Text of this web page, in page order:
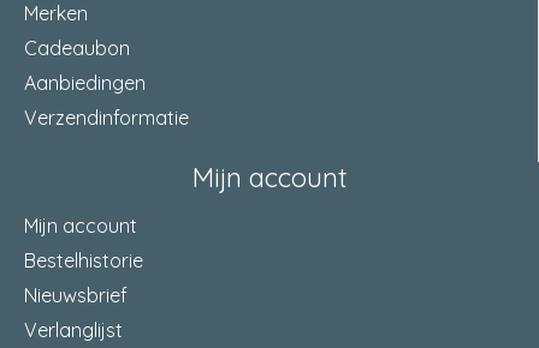
Merken
Cadeaubon
Aanbiedingen
Verzendinformatie
Mijn account
Mijn account
Bestelhistorie
Nieuwsbrief
Verlanglijst